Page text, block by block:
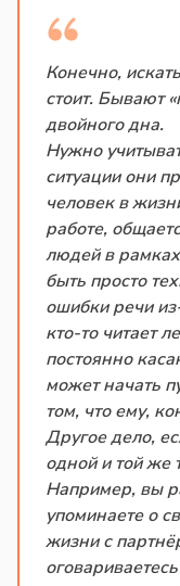
Конечно,
стоит. Бывают
двойного дна.
Нужно
ситуации они
человек в
работе,
людей в
быть просто
ошибки речи
кто-то читает
постоянно
может начать
том, что ему,
Другое дело,
одной и той же
Например, вы
упоминаете о
жизни с